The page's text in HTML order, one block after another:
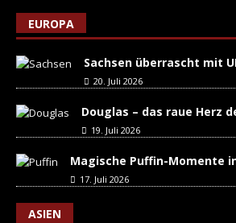
EUROPA
Sachsen überrascht mit
20. Juli 2026
Douglas – das raue Herz
19. Juli 2026
Magische Puffin-Momente
17. Juli 2026
ASIEN